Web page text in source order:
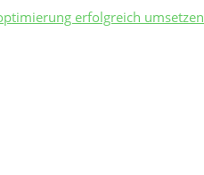
erfolgreich umsetzen